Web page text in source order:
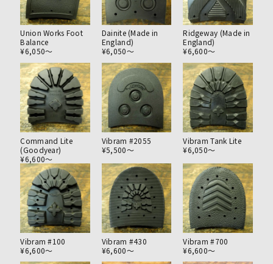
Union Works Foot
Balance
¥6,050〜
Dainite (Made in
England)
¥6,050〜
Ridgeway (Made in
England)
¥6,600〜
Command Lite
(Goodyear)
¥6,600〜
Vibram #2055
¥5,500〜
Vibram Tank Lite
¥6,050〜
Vibram #100
¥6,600〜
Vibram #430
¥6,600〜
Vibram #700
¥6,600〜